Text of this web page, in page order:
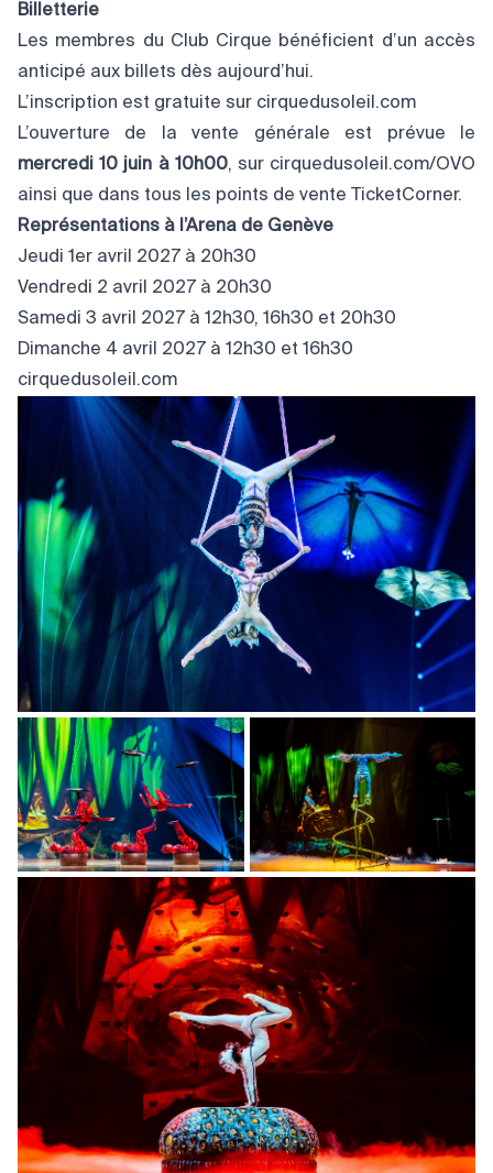
Billetterie
Les membres du Club Cirque bénéficient d’un accès
anticipé aux billets dès aujourd’hui.
L’inscription est gratuite sur cirquedusoleil.com
L’ouverture de la vente générale est prévue le
mercredi 10 juin à 10h00, sur cirquedusoleil.com/OVO
ainsi que dans tous les points de vente TicketCorner.
Représentations à l’Arena de Genève
Jeudi 1er avril 2027 à 20h30
Vendredi 2 avril 2027 à 20h30
Samedi 3 avril 2027 à 12h30, 16h30 et 20h30
Dimanche 4 avril 2027 à 12h30 et 16h30
cirquedusoleil.com